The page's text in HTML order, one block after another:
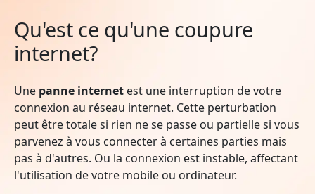
Qu'est ce qu'une coupure
internet?
Une panne internet est une interruption de votre
connexion au réseau internet. Cette perturbation
peut être totale si rien ne se passe ou partielle si vous
parvenez à vous connecter à certaines parties mais
pas à d'autres. Ou la connexion est instable, affectant
l'utilisation de votre mobile ou ordinateur.